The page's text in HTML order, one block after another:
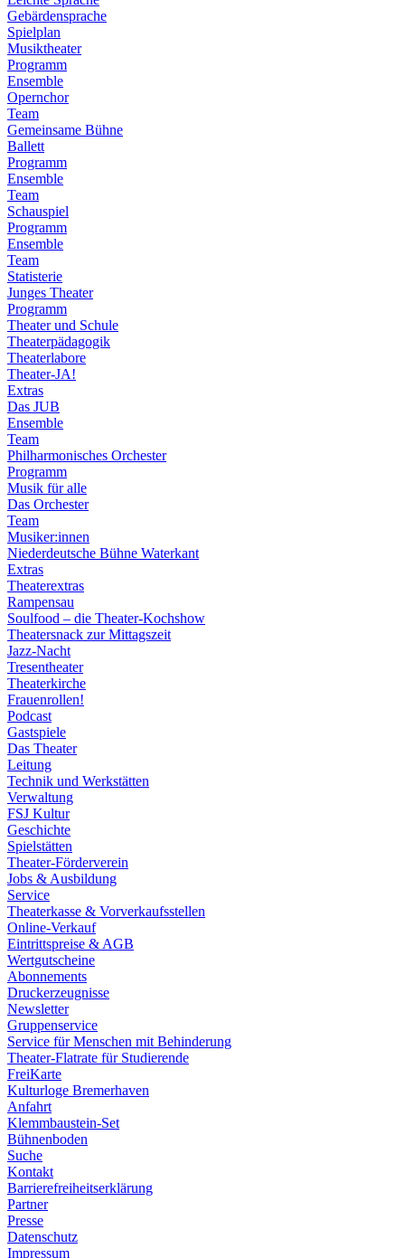
Gebärdensprache
Spielplan
Musiktheater
Programm
Ensemble
Opernchor
Team
Gemeinsame Bühne
Ballett
Programm
Ensemble
Team
Schauspiel
Programm
Ensemble
Team
Statisterie
Junges Theater
Programm
Theater und Schule
Theaterpädagogik
Theaterlabore
Theater-JA!
Extras
Das JUB
Ensemble
Team
Philharmonisches Orchester
Programm
Musik für alle
Das Orchester
Team
Musiker:innen
Niederdeutsche Bühne Waterkant
Extras
Theaterextras
Rampensau
Soulfood – die Theater-Kochshow
Theatersnack zur Mittagszeit
Jazz-Nacht
Tresentheater
Theaterkirche
Frauenrollen!
Podcast
Gastspiele
Das Theater
Leitung
Technik und Werkstätten
Verwaltung
FSJ Kultur
Geschichte
Spielstätten
Theater-Förderverein
Jobs & Ausbildung
Service
Theaterkasse & Vorverkaufsstellen
Online-Verkauf
Eintrittspreise & AGB
Wertgutscheine
Abonnements
Druckerzeugnisse
Newsletter
Gruppenservice
Service für Menschen mit Behinderung
Theater-Flatrate für Studierende
FreiKarte
Kulturloge Bremerhaven
Anfahrt
Klemmbaustein-Set
Bühnenboden
Suche
Kontakt
Barrierefreiheitserklärung
Partner
Presse
Datenschutz
Impressum